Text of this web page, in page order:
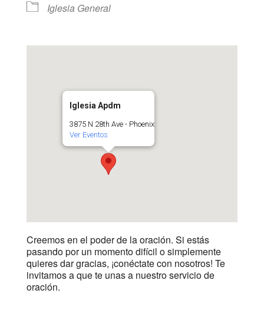
Iglesia General
Iglesia Apdm
3875 N 28th Ave - Phoenix
Ver Eventos
Creemos en el poder de la oración. Si estás
pasando por un momento difícil o simplemente
quieres dar gracias, ¡conéctate con nosotros! Te
invitamos a que te unas a nuestro servicio de
oración.